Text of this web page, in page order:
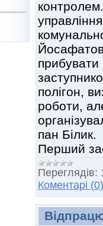
полігон,
роботи,
пан Білик.
Перший
Переглядів:
Коментарі (0)